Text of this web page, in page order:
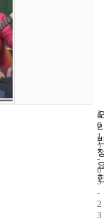
4
0
2
0
1
2
-
0
3
-
2
3